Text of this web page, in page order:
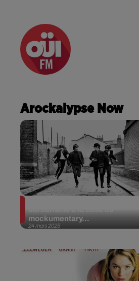
Arockalypse Now
24 mars 2025
mockumentary...